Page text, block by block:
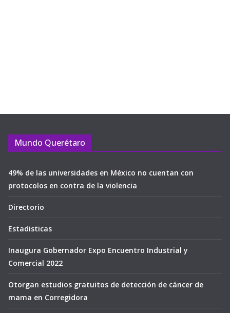
Mundo Querétaro
49% de las universidades en México no cuentan con
protocolos en contra de la violencia
Directorio
Estadisticas
Inaugura Gobernador Expo Encuentro Industrial y
Comercial 2022
Otorgan estudios gratuitos de detección de cáncer de
mama en Corregidora